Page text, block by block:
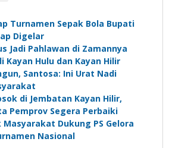
Turnamen Sepak Bola Bupati
Digelar
Jadi Pahlawan di Zamannya
Kayan Hulu dan Kayan Hilir
Santosa: Ini Urat Nadi
di Jembatan Kayan Hilir,
Pemprov Segera Perbaiki
Masyarakat Dukung PS Gelora
Nasional